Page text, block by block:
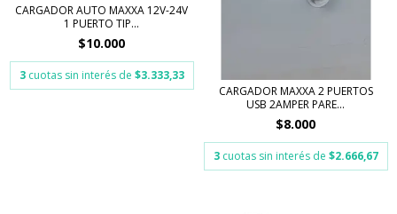
CARGADOR AUTO MAXXA 12V-24V
1 PUERTO TIP...
$10.000
3 cuotas sin interés de $3.333,33
CARGADOR MAXXA 2 PUERTOS
USB 2AMPER PARE...
$8.000
3 cuotas sin interés de $2.666,67